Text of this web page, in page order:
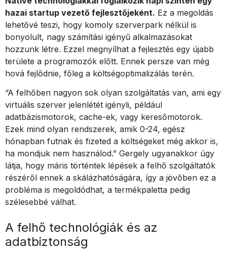
hazai startup vezető fejlesztőjeként. Ez a megoldás
lehetővé teszi, hogy komoly szerverpark nélkül is
bonyolult, nagy számítási igényű alkalmazásokat
hozzunk létre. Ezzel megnyílhat a fejlesztés egy újabb
területe a programozók előtt. Ennek persze van még
hová fejlődnie, főleg a költségoptimalizálás terén.
“A felhőben nagyon sok olyan szolgáltatás van, ami egy
virtuális szerver jelenlétét igényli, például
adatbázismotorok, cache-ek, vagy keresőmotorok.
Ezek mind olyan rendszerek, amik 0-24, egész
hónapban futnak és fizeted a költségeket még akkor is,
ha mondjuk nem használod.” Gergely ugyanakkor úgy
látja, hogy máris történtek lépések a felhő szolgáltatók
részéről ennek a skálázhatóságára, így a jövőben ez a
probléma is megoldódhat, a termékpaletta pedig
szélesebbé válhat.
A felhő technológiák és az
adatbiztonság